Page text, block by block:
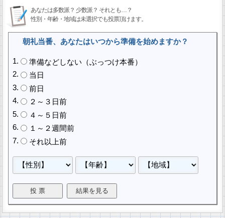
あなたは多数派？ 少数派？ それとも…？
性別・年齢・地域は未選択でも投票頂けます。
朝礼当番、あなたはいつから準備を始めますか？
準備などしない（ぶっつけ本番）
当日
前日
２～３日前
４～５日前
１～２週間前
それ以上前